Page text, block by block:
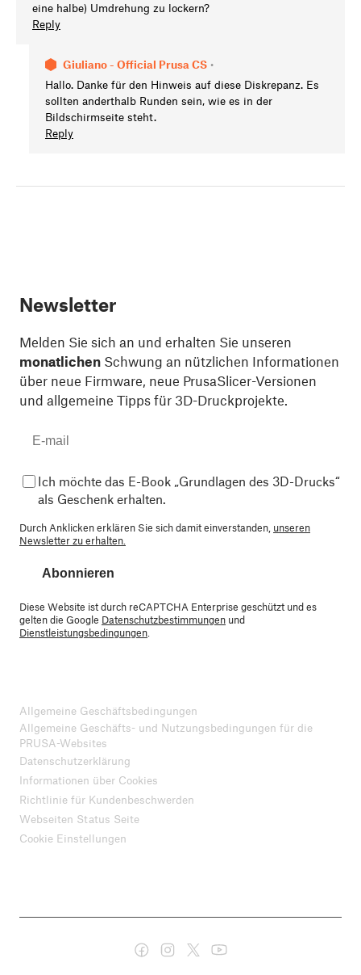
eine halbe) Umdrehung zu lockern?
Reply
Giuliano - Official Prusa CS •
Hallo. Danke für den Hinweis auf diese Diskrepanz. Es
sollten anderthalb Runden sein, wie es in der
Bildschirmseite steht.
Reply
Newsletter
Melden Sie sich an und erhalten Sie unseren
monatlichen Schwung an nützlichen Informationen
über neue Firmware, neue PrusaSlicer-Versionen
und allgemeine Tipps für 3D-Druckprojekte.
Ich möchte das E-Book „Grundlagen des 3D-Drucks“
als Geschenk erhalten.
Durch Anklicken erklären Sie sich damit einverstanden, unseren
Newsletter zu erhalten.
Abonnieren
Diese Website ist durch reCAPTCHA Enterprise geschützt und es
gelten die Google Datenschutzbestimmungen und
Dienstleistungsbedingungen.
Allgemeine Geschäftsbedingungen
Allgemeine Geschäfts- und Nutzungsbedingungen für die
PRUSA-Websites
Datenschutzerklärung
Informationen über Cookies
Richtlinie für Kundenbeschwerden
Webseiten Status Seite
Cookie Einstellungen